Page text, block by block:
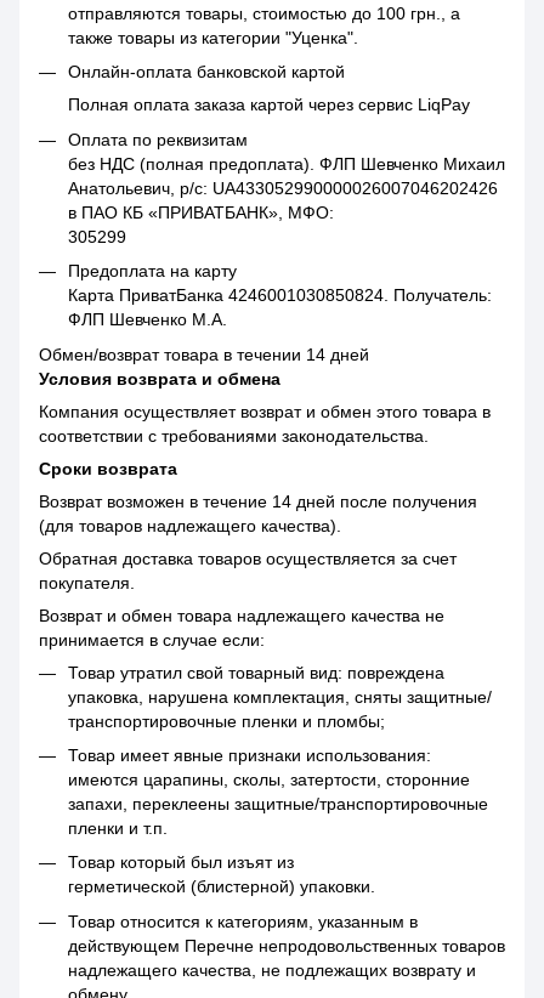
отправляются товары, стоимостью до 100 грн., а
также товары из категории "Уценка".
Онлайн-оплата банковской картой
Полная оплата заказа картой через сервис LiqPay
Оплата по реквизитам
без НДС (полная предоплата). ФЛП Шевченко Михаил
Анатольевич, р/с: UA433052990000026007046202426
в ПАО КБ «ПРИВАТБАНК», МФО:
305299
Предоплата на карту
Карта ПриватБанка 4246001030850824. Получатель:
ФЛП Шевченко М.А.
Обмен/возврат товара в течении 14 дней
Условия возврата и обмена
Компания осуществляет возврат и обмен этого товара в
соответствии с требованиями законодательства.
Сроки возврата
Возврат возможен в течение 14 дней после получения
(для товаров надлежащего качества).
Обратная доставка товаров осуществляется за счет
покупателя.
Возврат и обмен товара надлежащего качества не
принимается в случае если:
Товар утратил свой товарный вид: повреждена
упаковка, нарушена комплектация, сняты защитные/
транспортировочные пленки и пломбы;
Товар имеет явные признаки использования:
имеются царапины, сколы, затертости, сторонние
запахи, переклеены защитные/транспортировочные
пленки и т.п.
Товар который был изъят из
герметической (блистерной) упаковки.
Товар относится к категориям, указанным в
действующем Перечне непродовольственных товаров
надлежащего качества, не подлежащих возврату и
обмену.